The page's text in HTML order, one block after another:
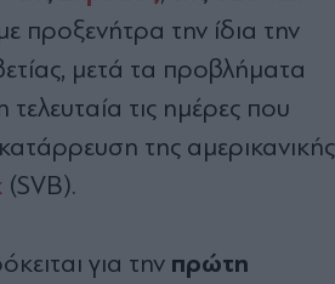
προξενήτρα την ίδια την
μετά τα προβλήματα
τελευταία τις ημέρες που
της αμερικανικής
(SVB).
για την πρώτη